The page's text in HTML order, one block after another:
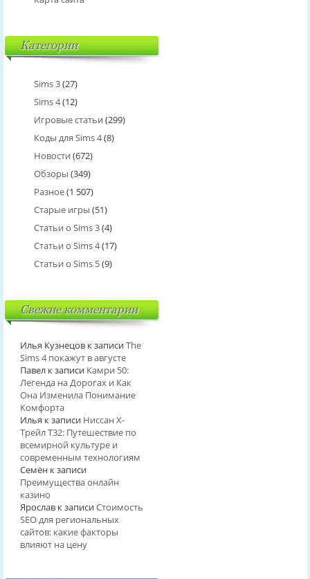
Категории
Sims 3(27)
Sims 4(12)
Игровые статьи (299)
Коды для Sims 4(8)
Новости (672)
Обзоры (349)
Разное(1 507)
Старые игры (51)
Статьи о Sims 3(4)
Статьи о Sims 4(17)
Статьи о Sims 5(9)
Свежие комментарии
Илья Кузнецовк записиThe
Sims 4 покажут в августе
Павелк записи Камри 50:
Легенда на Дорогах и Как
Она Изменила Понимание
Комфорта
Илья к записи Ниссан Х-
Трейл T32: Путешествие по
всемирной культуре и
современным технологиям
Семёнк записи
Преимущества онлайн
казино
Ярославк записиСтоимость
SEO для региональных
сайтов: какие факторы
влияют на цену